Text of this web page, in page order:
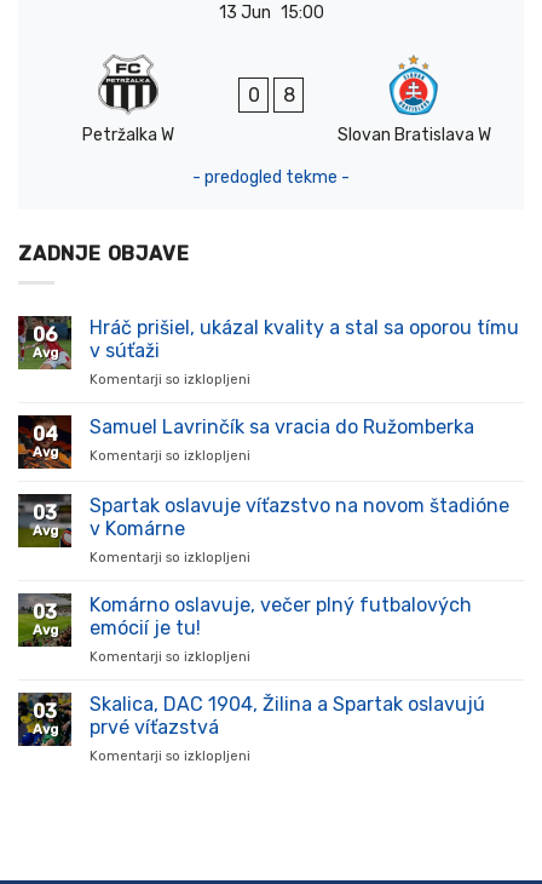
13 Jun 15:00
Petržalka W
0 8
Slovan Bratislava W
- predogled tekme -
ZADNJE OBJAVE
06
Avg
Hráč prišiel, ukázal kvality a stal sa oporou tímu
v súťaži
Komentarji so izklopljeni
prišiel,
stal
súťaži
04
Avg
Samuel Lavrinčík sa vracia do Ružomberka
Komentarji so izklopljeni
Lavrinčík
03
Avg
Spartak oslavuje víťazstvo na novom štadióne
v Komárne
Komentarji so izklopljeni
oslavuje
v
03
Avg
Komárno oslavuje, večer plný futbalových
emócií je tu!
Komentarji so izklopljeni
oslavuje,
03
Avg
Skalica, DAC 1904, Žilina a Spartak oslavujú
prvé víťazstvá
Komentarji so izklopljeni
Spartak